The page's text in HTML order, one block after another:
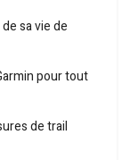
sa vie de
pour tout
de trail